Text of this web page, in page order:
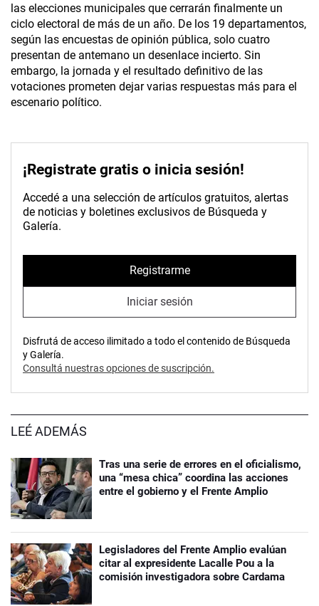
las elecciones municipales que cerrarán finalmente un
ciclo electoral de más de un año. De los 19 departamentos,
según las encuestas de opinión pública, solo cuatro
presentan de antemano un desenlace incierto. Sin
embargo, la jornada y el resultado definitivo de las
votaciones prometen dejar varias respuestas más para el
escenario político.
¡Registrate gratis o inicia sesión!
Accedé a una selección de artículos gratuitos, alertas
de noticias y boletines exclusivos de Búsqueda y
Galería.
Registrarme
Iniciar sesión
Disfrutá de acceso ilimitado a todo el contenido de Búsqueda
y Galería.
Consultá nuestras opciones de suscripción.
LEÉ ADEMÁS
Tras una serie de errores en el oficialismo,
una “mesa chica” coordina las acciones
entre el gobierno y el Frente Amplio
Legisladores del Frente Amplio evalúan
citar al expresidente Lacalle Pou a la
comisión investigadora sobre Cardama